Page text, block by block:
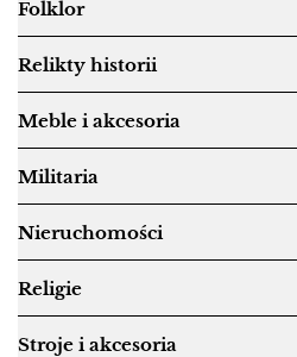
Folklor
Relikty historii
Meble i akcesoria
Militaria
Nieruchomości
Religie
Stroje i akcesoria